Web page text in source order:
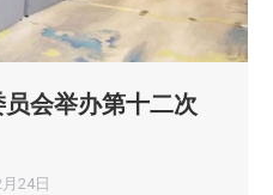
会举办第十二次
24日